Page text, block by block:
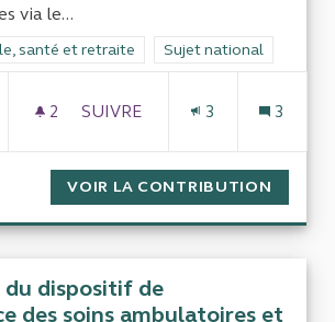
via le...
de la catégorie : Sécurité sociale, santé
santé et retraite Filtrer les résultats
Sujet national
2 2 ABONNÉS
SUIVRE
3 3
VOIR LA CONTRIBUTION
dispositif de
des soins ambulatoires et